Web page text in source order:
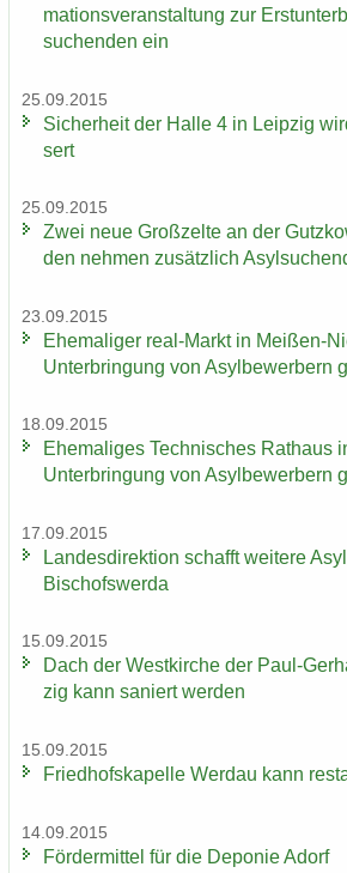
ma­ti­ons­ver­an­stal­tung zur
su­chen­den ein
25.09.2015
Si­cher­heit der Halle 4 in Leip­zig
sert
25.09.2015
Zwei neue Groß­zel­te an der
den neh­men zu­sätz­lich
23.09.2015
Ehe­ma­li­ger real-​Markt in Meißen-​
Un­ter­brin­gung von Asyl­be­wer­bern
18.09.2015
Ehe­ma­li­ges Tech­ni­sches Rat­haus
Un­ter­brin­gung von Asyl­be­wer­bern
17.09.2015
Lan­des­di­rek­ti­on schafft wei­te­re
Bi­schofs­wer­da
15.09.2015
Dach der West­kir­che der Paul-​
zig kann sa­niert wer­den
15.09.2015
Fried­hofs­ka­pel­le Wer­dau kann
14.09.2015
För­der­mit­tel für die De­po­nie Adorf